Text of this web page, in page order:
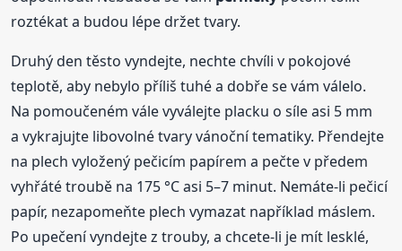
roztékat a budou lépe držet tvary.
Druhý den těsto vyndejte, nechte chvíli v pokojové
teplotě, aby nebylo příliš tuhé a dobře se vám válelo.
Na pomoučeném vále vyválejte placku o síle asi 5 mm
a vykrajujte libovolné tvary vánoční tematiky. Přendejte
na plech vyložený pečicím papírem a pečte v předem
vyhřáté troubě na 175 °C asi 5–7 minut. Nemáte-li pečicí
papír, nezapomeňte plech vymazat například máslem.
Po upečení vyndejte z trouby, a chcete-li je mít lesklé,